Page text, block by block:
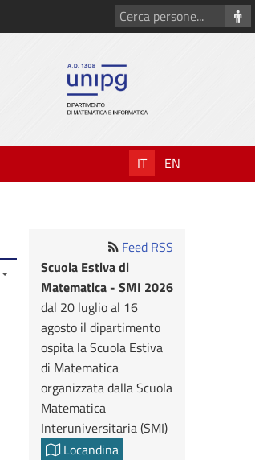
Cerca
persone
IT EN
Feed RSS
Scuola Estiva di
Matematica - SMI 2026
dal 20 luglio al 16
agosto il dipartimento
ospita la Scuola Estiva
di Matematica
organizzata dalla Scuola
Matematica
Interuniversitaria (SMI)
Locandina